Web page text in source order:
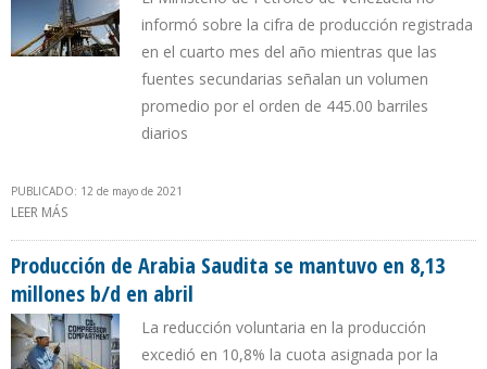
informó sobre la cifra de producción registrada
en el cuarto mes del año mientras que las
fuentes secundarias señalan un volumen
promedio por el orden de 445.00 barriles
diarios
PUBLICADO: 12 de mayo de 2021
LEER MÁS
Producción de Arabia Saudita se mantuvo en 8,13
millones b/d en abril
La reducción voluntaria en la producción
excedió en 10,8% la cuota asignada por la